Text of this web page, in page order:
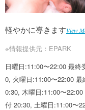
軽やかに導きますView
※情報提供元：EPARK
日曜日:11:00〜22:00 最
0, 火曜日:11:00〜22:00
0:30, 木曜日:11:00〜
付 20:30, 土曜日:11:00〜